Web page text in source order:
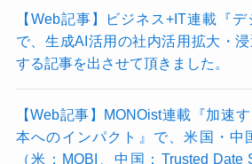
【Web記事】ビジネス+IT連載『デ
で、生成AI活用の社内活用拡大・
する記事を出させて頂きました。
【Web記事】MONOist連載『加速
本へのインパクト』で、米国・中
（米：MOBI、中国：Trusted